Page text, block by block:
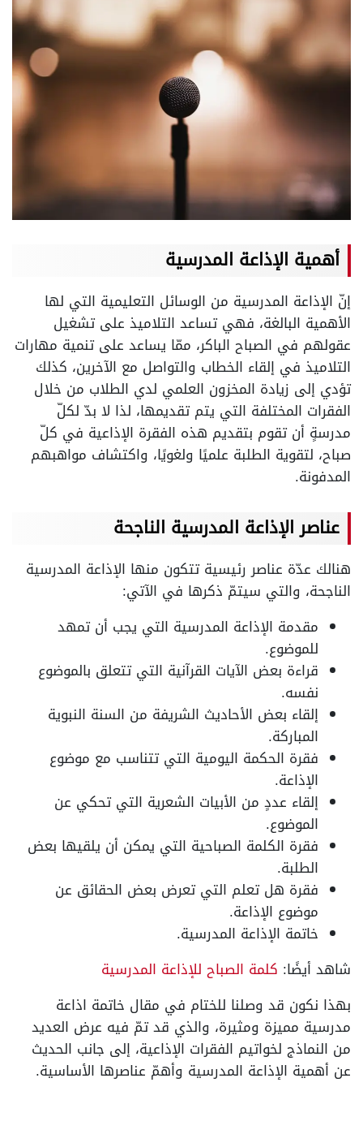
أهمية الإذاعة المدرسية
إنّ الإذاعة المدرسية من الوسائل التعليمية التي لها
الأهمية البالغة، فهي تساعد التلاميذ على تشغيل
عقولهم في الصباح الباكر، ممّا يساعد على تنمية مهارات
التلاميذ في إلقاء الخطاب والتواصل مع الآخرين، كذلك
تؤدي إلى زيادة المخزون العلمي لدي الطلاب من خلال
الفقرات المختلفة التي يتم تقديمها، لذا لا بدّ لكلّ
مدرسةٍ أن تقوم بتقديم هذه الفقرة الإذاعية في كلّ
صباح، لتقوية الطلبة علميًا ولغويًا، واكتشاف مواهبهم
المدفونة.
عناصر الإذاعة المدرسية الناجحة
هنالك عدّة عناصر رئيسية تتكون منها الإذاعة المدرسية
الناجحة، والتي سيتمّ ذكرها في الآتي:
مقدمة الإذاعة المدرسية التي يجب أن تمهد
للموضوع.
قراءة بعض الآيات القرآنية التي تتعلق بالموضوع
نفسه.
إلقاء بعض الأحاديث الشريفة من السنة النبوية
المباركة.
فقرة الحكمة اليومية التي تتناسب مع موضوع
الإذاعة.
إلقاء عددٍ من الأبيات الشعرية التي تحكي عن
الموضوع.
فقرة الكلمة الصباحية التي يمكن أن يلقيها بعض
الطلبة.
فقرة هل تعلم التي تعرض بعض الحقائق عن
موضوع الإذاعة.
خاتمة الإذاعة المدرسية.
شاهد أيضًا: كلمة الصباح للإذاعة المدرسية
بهذا نكون قد وصلنا للختام في مقال خاتمة اذاعة
مدرسية مميزة ومثيرة، والذي قد تمّ فيه عرض العديد
من النماذج لخواتيم الفقرات الإذاعية، إلى جانب الحديث
عن أهمية الإذاعة المدرسية وأهمّ عناصرها الأساسية.